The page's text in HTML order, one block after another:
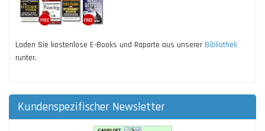
Laden Sie kostenlose E-Books und Raporte aus unserer Bibliothek
runter.
Kundenspezifischer Newsletter